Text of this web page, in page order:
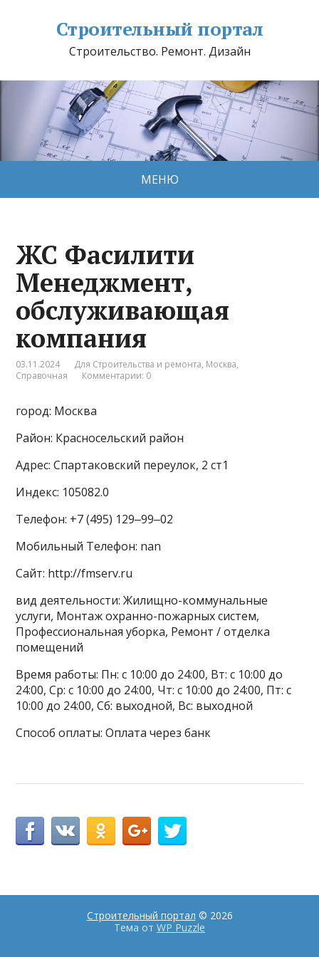
Строительный портал
Строительство. Ремонт. Дизайн
МЕНЮ
ЖС Фасилити
Менеджмент,
обслуживающая
компания
03.11.2024 Для Строительства и ремонта, Москва,
Справочная
Комментарии: 0
город: Москва
Район: Красносельский район
Адрес: Спартаковский переулок, 2 ст1
Индекс: 105082.0
Телефон: +7 (495) 129‒99‒02
Мобильный Телефон: nan
Сайт: http://fmserv.ru
вид деятельности: Жилищно-коммунальные
услуги, Монтаж охранно-пожарных систем,
Профессиональная уборка, Ремонт / отделка
помещений
Время работы: Пн: с 10:00 до 24:00, Вт: с 10:00 до
24:00, Ср: с 10:00 до 24:00, Чт: с 10:00 до 24:00, Пт: с
10:00 до 24:00, Сб: выходной, Вс: выходной
Способ оплаты: Оплата через банк
Строительный портал © 2026
Тема от WP Puzzle